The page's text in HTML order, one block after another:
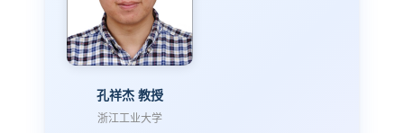
孔祥杰 教授
浙江工业大学